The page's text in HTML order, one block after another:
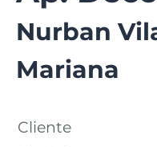
Nurban
Mariana
Cliente